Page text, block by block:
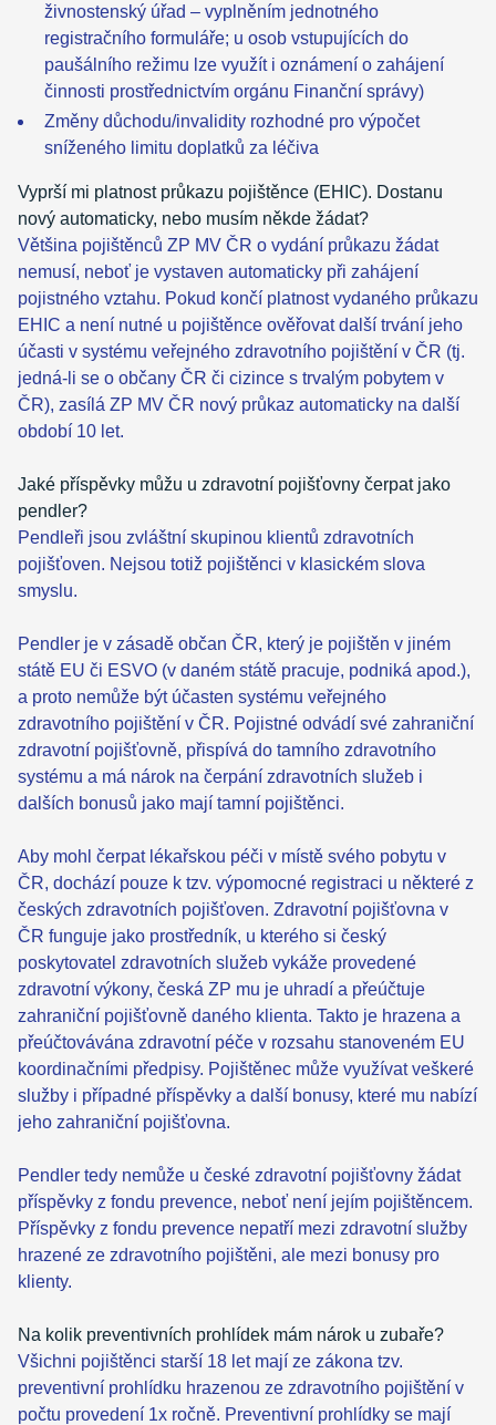
živnostenský úřad – vyplněním jednotného
registračního formuláře; u osob vstupujících do
paušálního režimu lze využít i oznámení o zahájení
činnosti prostřednictvím orgánu Finanční správy)
Změny důchodu/invalidity rozhodné pro výpočet
sníženého limitu doplatků za léčiva
Vyprší mi platnost průkazu pojištěnce (EHIC). Dostanu
nový automaticky, nebo musím někde žádat?
Většina pojištěnců ZP MV ČR o vydání průkazu žádat
nemusí, neboť je vystaven automaticky při zahájení
pojistného vztahu. Pokud končí platnost vydaného průkazu
EHIC a není nutné u pojištěnce ověřovat další trvání jeho
účasti v systému veřejného zdravotního pojištění v ČR (tj.
jedná-li se o občany ČR či cizince s trvalým pobytem v
ČR), zasílá ZP MV ČR nový průkaz automaticky na další
období 10 let.
Jaké příspěvky můžu u zdravotní pojišťovny čerpat jako
pendler?
Pendleři jsou zvláštní skupinou klientů zdravotních
pojišťoven. Nejsou totiž pojištěnci v klasickém slova
smyslu.
Pendler je v zásadě občan ČR, který je pojištěn v jiném
státě EU či ESVO (v daném státě pracuje, podniká apod.),
a proto nemůže být účasten systému veřejného
zdravotního pojištění v ČR. Pojistné odvádí své zahraniční
zdravotní pojišťovně, přispívá do tamního zdravotního
systému a má nárok na čerpání zdravotních služeb i
dalších bonusů jako mají tamní pojištěnci.
Aby mohl čerpat lékařskou péči v místě svého pobytu v
ČR, dochází pouze k tzv. výpomocné registraci u některé z
českých zdravotních pojišťoven. Zdravotní pojišťovna v
ČR funguje jako prostředník, u kterého si český
poskytovatel zdravotních služeb vykáže provedené
zdravotní výkony, česká ZP mu je uhradí a přeúčtuje
zahraniční pojišťovně daného klienta. Takto je hrazena a
přeúčtovávána zdravotní péče v rozsahu stanoveném EU
koordinačními předpisy. Pojištěnec může využívat veškeré
služby i případné příspěvky a další bonusy, které mu nabízí
jeho zahraniční pojišťovna.
Pendler tedy nemůže u české zdravotní pojišťovny žádat
příspěvky z fondu prevence, neboť není jejím pojištěncem.
Příspěvky z fondu prevence nepatří mezi zdravotní služby
hrazené ze zdravotního pojištěni, ale mezi bonusy pro
klienty.
Na kolik preventivních prohlídek mám nárok u zubaře?
Všichni pojištěnci starší 18 let mají ze zákona tzv.
preventivní prohlídku hrazenou ze zdravotního pojištění v
počtu provedení 1x ročně. Preventivní prohlídky se mají